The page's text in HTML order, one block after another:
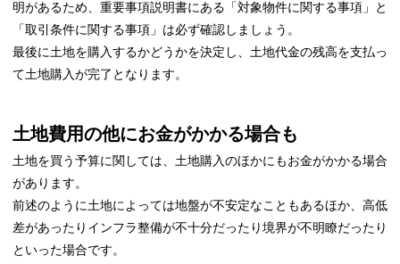
明があるため、重要事項説明書にある「対象物件に関する事項」と
「取引条件に関する事項」は必ず確認しましょう。
最後に土地を購入するかどうかを決定し、土地代金の残高を支払っ
て土地購入が完了となります。
土地費用の他にお金がかかる場合も
土地を買う予算に関しては、土地購入のほかにもお金がかかる場合
があります。
前述のように土地によっては地盤が不安定なこともあるほか、高低
差があったりインフラ整備が不十分だったり境界が不明瞭だったり
といった場合です。